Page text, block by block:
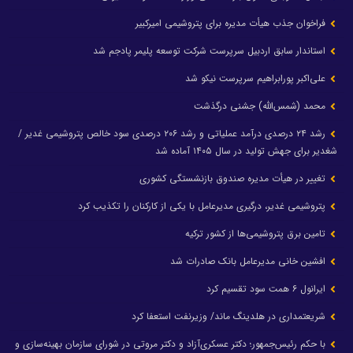
فراخوان جذب هیأت مدیره برای پتروشیمی امیرکبیر
استاندار سابق اردبیل سرپرست شرکت توسعه پلیمر پادجم شد
علی‌اکبر پورابراهیم سرپرست نیکو شد
محمد (شمس‌الله) جشنی درگذشت
رشد ۲۴ درصدی درآمد عملیاتی و رشد ۲۰۶ درصدی سود خالص پتروشیمی غدیر /
شغدیر برای جهش تولید در سال ۱۴۰۵ آماده شد
تغییر در هیأت مدیره صندوق بازنشستگی کشوری
پتروشیمی غدیر، درگیری مدیرعامل با یکی از کارکنان را تکذیب کرد
تامین برق پتروشیمی‌ها از کشور ترکیه
افشین خانی مدیرعامل بانک صادرات شد
ایرانول ۶ همت سود تقسیم کرد
شریعتمداری در هلدینگ ماند/ وزیرنفت استعفا کرد
با حکم رئیس‌جمهور؛ دکتر عسکری‌آزاد و دکتر مروتی در شورای سازمان بهینه‌سازی و